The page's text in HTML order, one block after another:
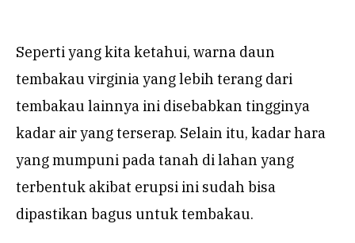
Seperti yang kita ketahui, warna daun
tembakau virginia yang lebih terang dari
tembakau lainnya ini disebabkan tingginya
kadar air yang terserap. Selain itu, kadar hara
yang mumpuni pada tanah di lahan yang
terbentuk akibat erupsi ini sudah bisa
dipastikan bagus untuk tembakau.